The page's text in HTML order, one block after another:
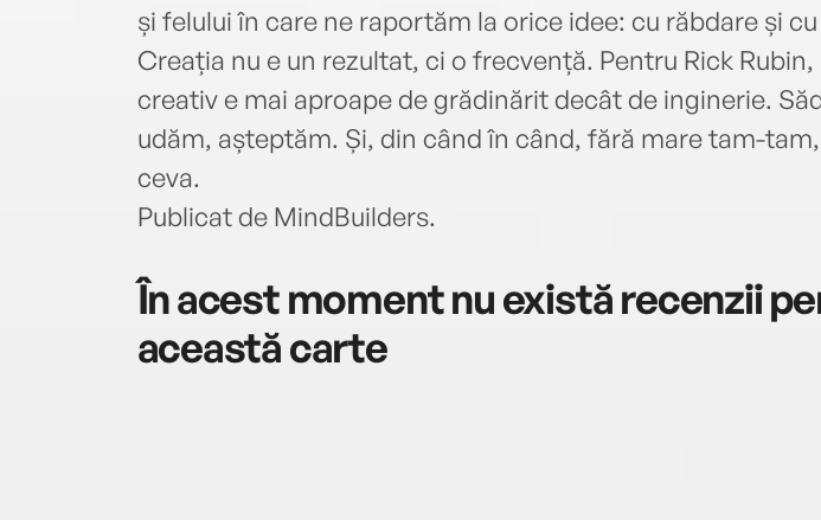
și felului în care ne raportăm la orice idee: cu răbdare și
Creația nu e un rezultat, ci o frecvență. Pentru Rick Rubin,
creativ e mai aproape de grădinărit decât de inginerie.
udăm, așteptăm. Și, din când în când, fără mare tam-
ceva.
Publicat de MindBuilders.
În acest moment nu există recenzii
această carte